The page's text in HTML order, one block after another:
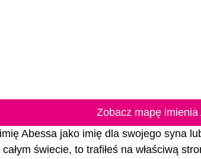
Zobacz mapę imienia
Abessa jako imię dla swojego syna
świecie, to trafiłeś na właściwą